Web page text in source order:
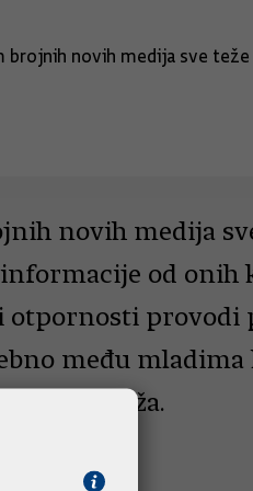
brojnih novih medija sve
novih medija
od onih
otpornosti provodi
među mladima
mreža.